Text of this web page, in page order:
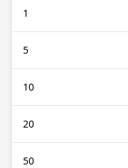
1
5
10
20
50